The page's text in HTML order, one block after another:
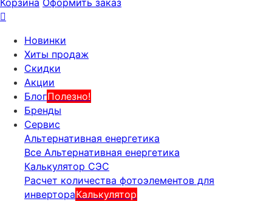
Корзина Оформить заказ
Новинки
Хиты продаж
Скидки
Акции
БлогПолезно!
Бренды
Сервис
Альтернативная енергетика
Все Альтернативная енергетика
Калькулятор СЭС
Расчет количества фотоэлементов для
инвертораКалькулятор